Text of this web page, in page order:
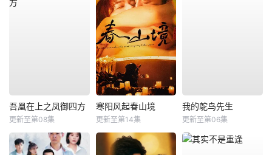
吾凰在上之凤御四方
更新至第08集
寒阳风起春山境
更新至第14集
我的鸵鸟先生
更新至第06集